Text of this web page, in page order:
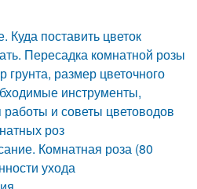
Куда поставить цветок
Пересадка комнатной розы
грунта, размер цветочного
инструменты,
и советы цветоводов
роз
Комнатная роза (80
ухода